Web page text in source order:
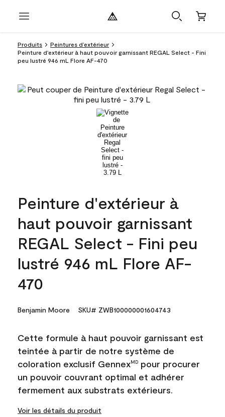
Produits
Peintures d’extérieur
Peinture d'extérieur à haut pouvoir garnissant REGAL Select - Fini
peu lustré 946 mL Flore AF-470
Peinture d'extérieur à
haut pouvoir garnissant
REGAL Select - Fini peu
lustré 946 mL Flore AF-
470
Benjamin Moore SKU# ZWB100000001604743
Cette formule à haut pouvoir garnissant est
teintée à partir de notre système de
coloration exclusif GennexMD pour procurer
un pouvoir couvrant optimal et adhérer
fermement aux substrats extérieurs.
Voir les détails du produit